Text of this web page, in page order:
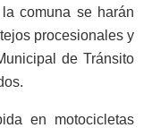
comuna se harán
procesionales y
de Tránsito
en motocicletas